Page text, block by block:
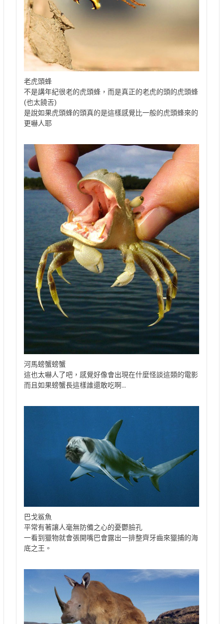
老虎頭蜂
不是講年紀很老的虎頭蜂，而是真正的老虎的頭的虎頭蜂
(也太饒舌)
是說如果虎頭蜂的頭真的是這樣感覺比一般的虎頭蜂來的
更嚇人耶
河馬螃蟹螃蟹
這也太嚇人了吧，感覺好像會出現在什麼怪談這類的電影
而且如果螃蟹長這樣誰還敢吃啊…
巴戈鯊魚
平常有著讓人毫無防備之心的憂鬱臉孔
一看到獵物就會張開嘴巴會露出一排整齊牙齒來獵捕的海
底之王。